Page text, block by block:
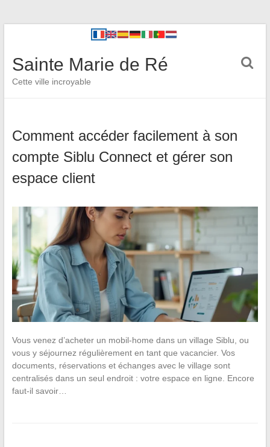
Sainte Marie de Ré
Cette ville incroyable
Comment accéder facilement à son
compte Siblu Connect et gérer son
espace client
Vous venez d’acheter un mobil-home dans un village Siblu, ou
vous y séjournez régulièrement en tant que vacancier. Vos
documents, réservations et échanges avec le village sont
centralisés dans un seul endroit : votre espace en ligne. Encore
faut-il savoir…